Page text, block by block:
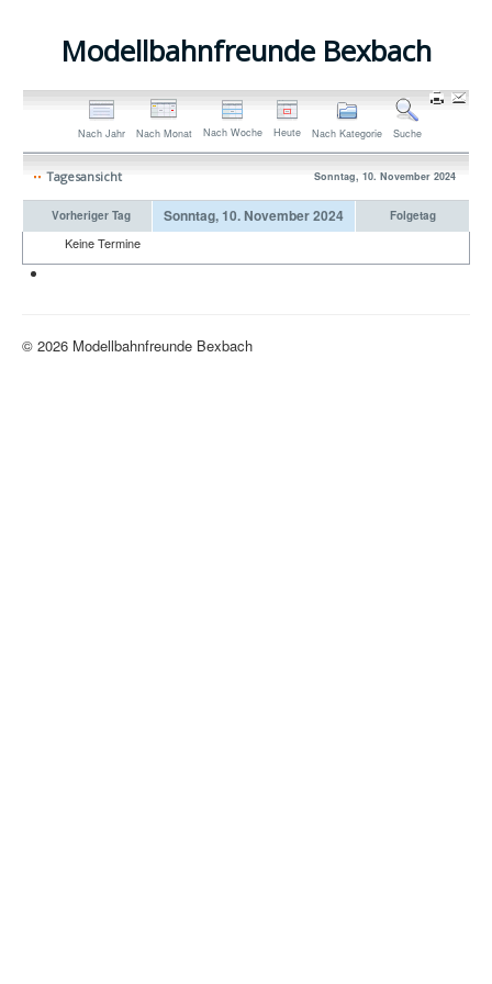
Modellbahnfreunde Bexbach
Nach Jahr Nach Monat Nach Woche Heute Nach Kategorie Suche
Tagesansicht Sonntag, 10. November 2024
Vorheriger Tag Sonntag, 10. November 2024 Folgetag
Keine Termine
© 2026 Modellbahnfreunde Bexbach